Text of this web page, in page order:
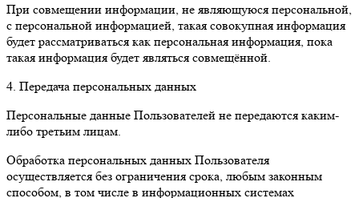
При совмещении информации, не являющуюся персональной,
с персональной информацией, такая совокупная информация
будет рассматриваться как персональная информация, пока
такая информация будет являться совмещённой.
4. Передача персональных данных
Персональные данные Пользователей не передаются каким-
либо третьим лицам.
Обработка персональных данных Пользователя
осуществляется без ограничения срока, любым законным
способом, в том числе в информационных системах